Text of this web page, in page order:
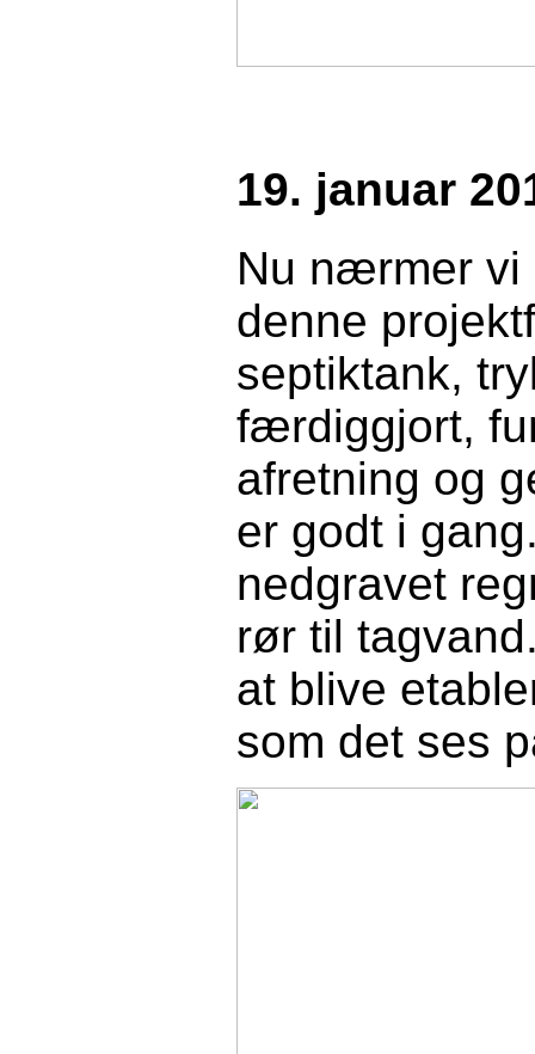
19. januar
Nu nærmer vi
denne
septiktank,
færdiggjort,
afretning og
er godt i
nedgravet
rør til
at blive
som det ses